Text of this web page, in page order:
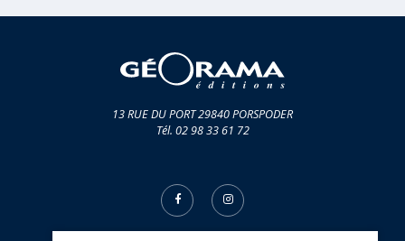
13 RUE DU PORT 29840 PORSPODER
Tél. 02 98 33 61 72